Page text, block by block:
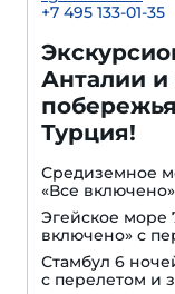
+7 495 133-01-35
Анталии и
Турция!
Средиземное
«Все
Эгейское море
включено» с
Стамбул 6
с перелетом и